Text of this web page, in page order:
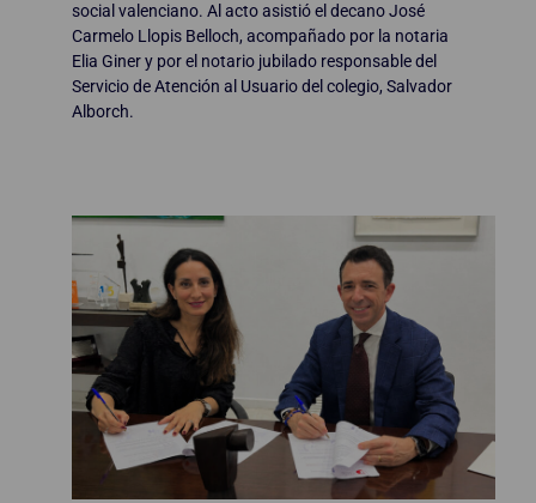
social valenciano. Al acto asistió el decano José
Carmelo Llopis Belloch, acompañado por la notaria
Elia Giner y por el notario jubilado responsable del
Servicio de Atención al Usuario del colegio, Salvador
Alborch.